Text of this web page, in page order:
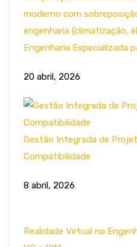
Engenharia Especializada
20 abril, 2026
Gestão Integrada de
Compatibilidade
8 abril, 2026
Realidade Virtual na